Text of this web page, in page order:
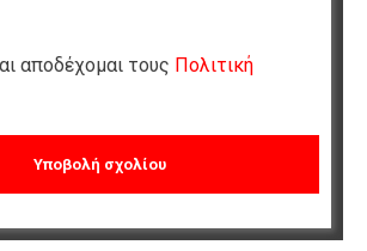
αποδέχομαι τους Πολιτική